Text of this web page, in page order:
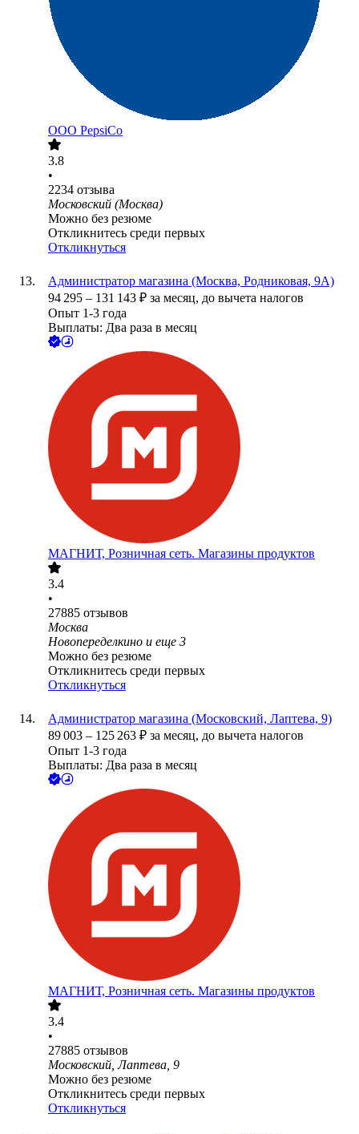
ООО PepsiCo
3.8
•
2234 отзыва
Московский (Москва)
Можно без резюме
Откликнитесь среди первых
Откликнуться
Администратор магазина (Москва, Родниковая, 9А)
94 295 – 131 143 ₽ за месяц, до вычета налогов
Опыт 1-3 года
Выплаты: Два раза в месяц
МАГНИТ, Розничная сеть. Магазины продуктов
3.4
•
27885 отзывов
Москва
Новопеределкино и еще 3
Можно без резюме
Откликнитесь среди первых
Откликнуться
Администратор магазина (Московский, Лаптева, 9)
89 003 – 125 263 ₽ за месяц, до вычета налогов
Опыт 1-3 года
Выплаты: Два раза в месяц
МАГНИТ, Розничная сеть. Магазины продуктов
3.4
•
27885 отзывов
Московский, Лаптева, 9
Можно без резюме
Откликнитесь среди первых
Откликнуться